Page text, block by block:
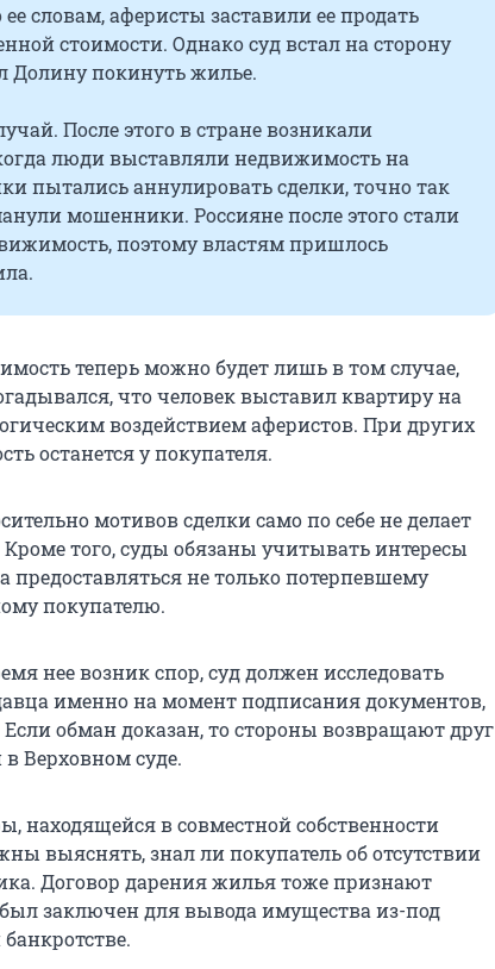
словам, аферисты заставили ее продать
стоимости. Однако суд встал на сторону
Долину покинуть жилье.
После этого в стране возникали
люди выставляли недвижимость на
пытались аннулировать сделки, точно так
мошенники. Россияне после этого стали
поэтому властям пришлось
теперь можно будет лишь в том случае,
что человек выставил квартиру на
воздействием аферистов. При других
останется у покупателя.
мотивов сделки само по себе не делает
того, суды обязаны учитывать интересы
предоставляться не только потерпевшему
покупателю.
нее возник спор, суд должен исследовать
именно на момент подписания документов,
Если обман доказан, то стороны возвращают друг
Верховном суде.
находящейся в совместной собственности
выяснять, знал ли покупатель об отсутствии
Договор дарения жилья тоже признают
заключен для вывода имущества из-под